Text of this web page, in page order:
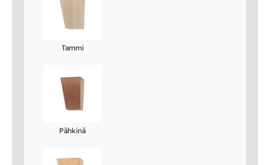
Tammi
Pähkinä